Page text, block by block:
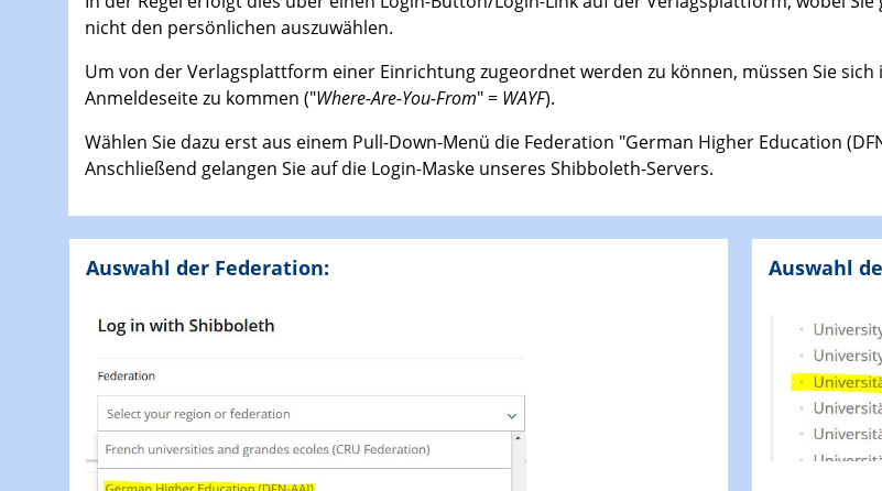
nicht den persönlichen auszuwählen.
Um von der Verlagsplattform einer Einrichtung zugeordnet werden zu können, müssen Sie
Anmeldeseite zu kommen ("Where-Are-You-From" = WAYF).
Wählen Sie dazu erst aus einem Pull-Down-Menü die Federation "German Higher Education
Anschließend gelangen Sie auf die Login-Maske unseres Shibboleth-Servers.
Auswahl der Federation: Auswahl